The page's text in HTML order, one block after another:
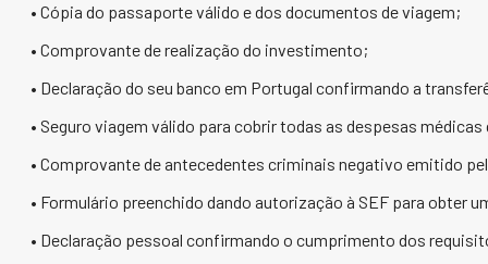
• Cópia do passaporte válido e dos documentos de viagem;
• Comprovante de realização do investimento;
• Declaração do seu banco em Portugal confirmando a
• Seguro viagem válido para cobrir todas as despesas
• Comprovante de antecedentes criminais negativo emitido
• Formulário preenchido dando autorização à SEF para obter
• Declaração pessoal confirmando o cumprimento dos